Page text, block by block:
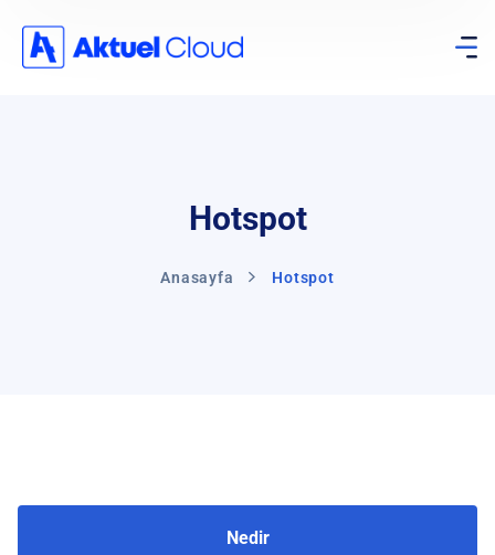
Hotspot
Anasayfa Hotspot
Nedir